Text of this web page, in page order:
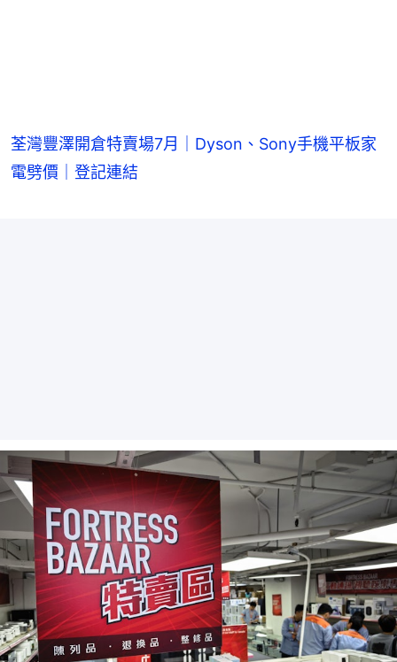
荃灣豐澤開倉特賣場7月｜Dyson、Sony手機平板家
電劈價｜登記連結